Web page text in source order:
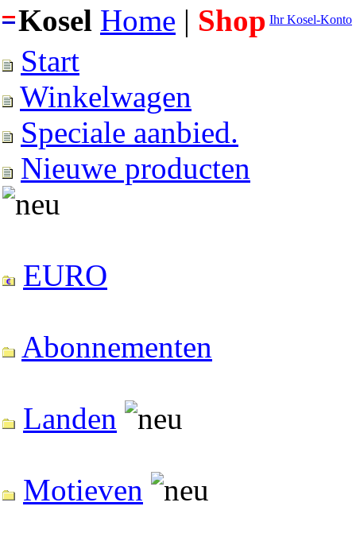
Kosel Home | Shop Ihr Kosel-Konto
Start
Winkelwagen
Speciale aanbied.
Nieuwe producten
EURO
Abonnementen
Landen
Motieven